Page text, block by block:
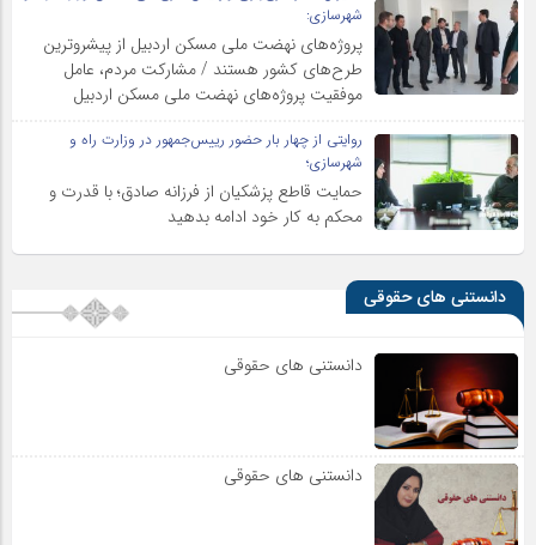
شهرسازی:
پروژه‌های نهضت ملی مسکن اردبیل از پیشروترین
طرح‌های کشور هستند / مشارکت مردم، عامل
موفقیت پروژه‌های نهضت ملی مسکن اردبیل
روایتی از چهار بار حضور رییس‌جمهور در وزارت راه و
شهرسازی؛
حمایت قاطع پزشکیان از فرزانه صادق؛ با قدرت و
محکم به کار خود ادامه بدهید
دانستنی های حقوقی
دانستنی های حقوقی
دانستنی های حقوقی